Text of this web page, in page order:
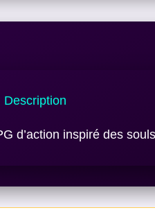
Description
d’action inspiré des